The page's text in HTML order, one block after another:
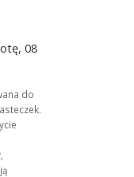
08
do